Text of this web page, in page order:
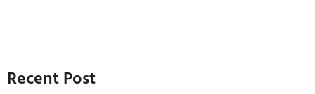
Recent Post